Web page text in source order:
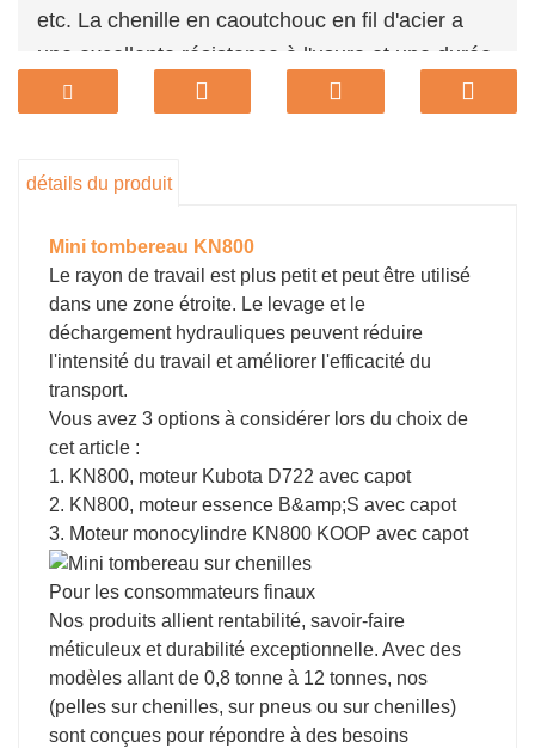
etc. La chenille en caoutchouc en fil d'acier a
une excellente résistance à l'usure et une durée
de vie plus longue. Il a une grande traction, de
rentable. Avec la poignée centralisée, il est
détails du produit
Mini tombereau KN800
Le rayon de travail est plus petit et peut être utilisé
dans une zone étroite. Le levage et le
déchargement hydrauliques peuvent réduire
l'intensité du travail et améliorer l'efficacité du
transport.
Vous avez 3 options à considérer lors du choix de
cet article :
1. KN800, moteur Kubota D722 avec capot
2. KN800, moteur essence B&amp;S avec capot
3. Moteur monocylindre KN800 KOOP avec capot
Pour les consommateurs finaux
Nos produits allient rentabilité, savoir-faire
méticuleux et durabilité exceptionnelle. Avec des
modèles allant de 0,8 tonne à 12 tonnes, nos
(pelles sur chenilles, sur pneus ou sur chenilles)
sont conçues pour répondre à des besoins